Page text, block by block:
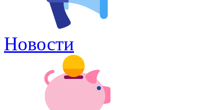
Новости